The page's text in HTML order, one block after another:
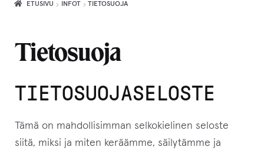
Joululahjat naiselle
Puusepäntuotteet
ETUSIVU INFOT TIETOSUOJA
Tietosuoja
TIETOSUOJASELOSTE
Tämä on mahdollisimman selkokielinen seloste
siitä, miksi ja miten keräämme, säilytämme ja